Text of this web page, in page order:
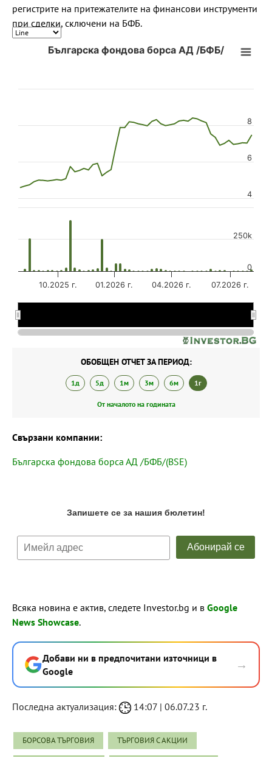
регистрите на притежателите на финансови инструменти
при сделки, сключени на БФБ.
Българска фондова борса АД /БФБ/
10.2025 г. 01.2026 г. 04.2026 г. 07.2026 г.
4
6
8
0
250k
ОБОБЩЕН ОТЧЕТ ЗА ПЕРИОД:
1д 5д 1м 3м 6м 1г
От началото на годината
Свързани компании:
Българска фондова борса АД /БФБ/(BSE)
Всяка новина е актив, следете Investor.bg и в Google
News Showcase.
Добави ни в предпочитани източници в
Google
→
Последна актуализация: 14:07 | 06.07.23 г.
БОРСОВА ТЪРГОВИЯ ТЪРГОВИЯ С АКЦИИ